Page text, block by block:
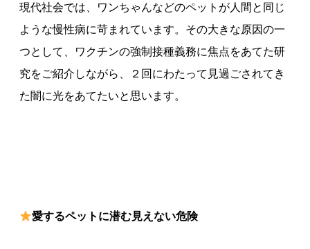
現代社会では、ワンちゃんなどのペットが人間と同じ
ような慢性病に苛まれています。その大きな原因の一
つとして、ワクチンの強制接種義務に焦点をあてた研
究をご紹介しながら、２回にわたって見過ごされてき
た闇に光をあてたいと思います。
愛するペットに潜む見えない危険